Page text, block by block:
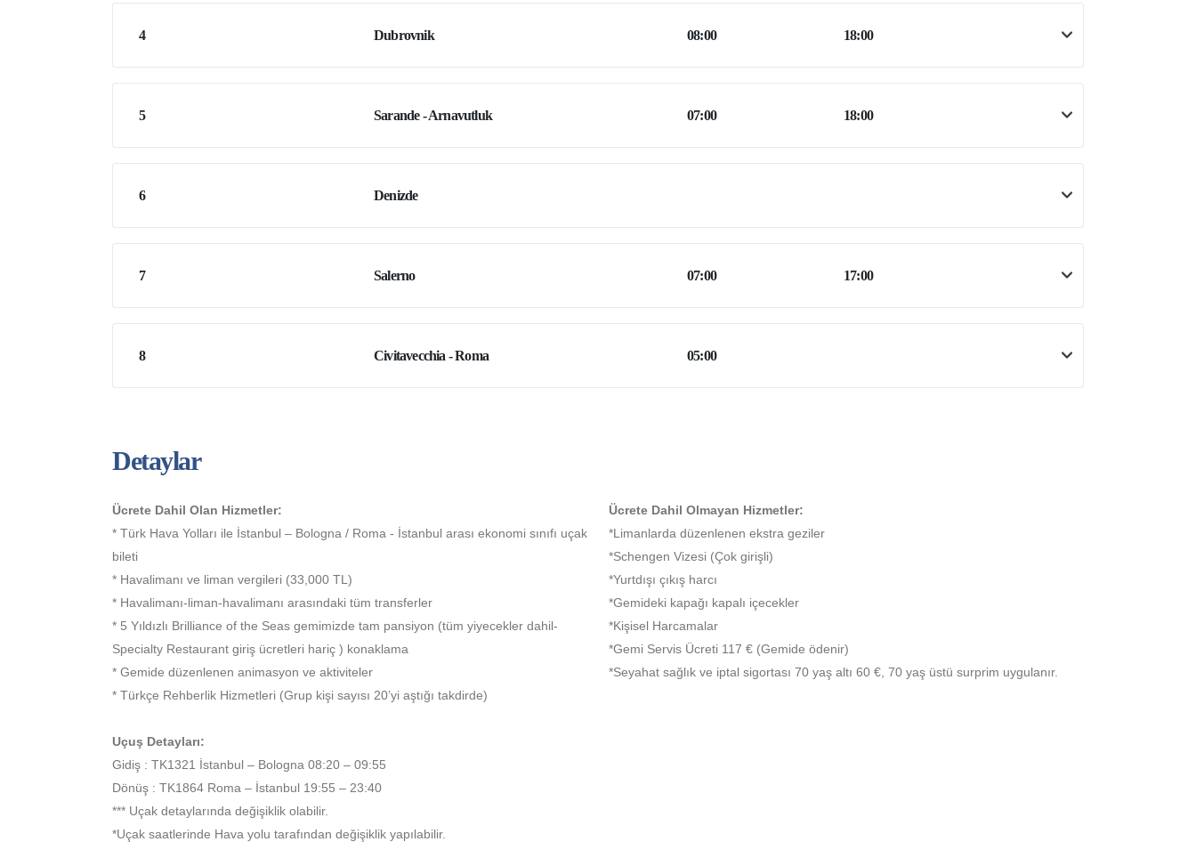
4 Dubrovnik 08:00 18:00
5 Sarande - Arnavutluk 07:00 18:00
6 Denizde
7 Salerno 07:00 17:00
8 Civitavecchia - Roma 05:00
Detaylar
Ücrete Dahil Olan Hizmetler:
* Türk Hava Yolları ile İstanbul – Bologna / Roma - İstanbul arası ekonomi sınıfı uçak
bileti
* Havalimanı ve liman vergileri (33,000 TL)
* Havalimanı-liman-havalimanı arasındaki tüm transferler
* 5 Yıldızlı Brilliance of the Seas gemimizde tam pansiyon (tüm yiyecekler dahil-
Specialty Restaurant giriş ücretleri hariç ) konaklama
* Gemide düzenlenen animasyon ve aktiviteler
* Türkçe Rehberlik Hizmetleri (Grup kişi sayısı 20’yi aştığı takdirde)
Ücrete Dahil Olmayan Hizmetler:
*Limanlarda düzenlenen ekstra geziler
*Schengen Vizesi (Çok girişli)
*Yurtdışı çıkış harcı
*Gemideki kapağı kapalı içecekler
*Kişisel Harcamalar
*Gemi Servis Ücreti 117 € (Gemide ödenir)
*Seyahat sağlık ve iptal sigortası 70 yaş altı 60 €, 70 yaş üstü surprim uygulanır.
Uçuş Detayları:
Gidiş : TK1321 İstanbul – Bologna 08:20 – 09:55
Dönüş : TK1864 Roma – İstanbul 19:55 – 23:40
*** Uçak detaylarında değişiklik olabilir.
*Uçak saatlerinde Hava yolu tarafından değişiklik yapılabilir.